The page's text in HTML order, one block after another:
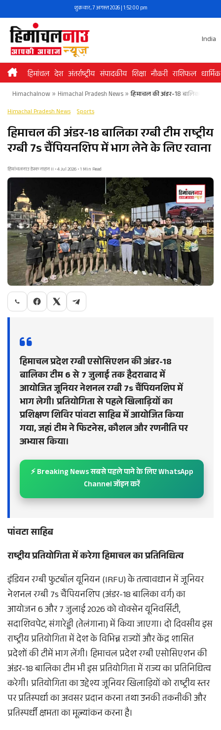
to
content
शुक्रवार, 7 अगस्त 2026 | 1:52:00 pm
India
हिमांचल देश अंतर्राष्ट्रीय संपादकीय शिक्षा नौकरी राशिफल धार्मिक
Himachalnow» Himachal Pradesh News» हिमाचल की अंडर-18 बालिका रग्बी
Himachal Pradesh News Sports
हिमाचल की अंडर-18 बालिका रग्बी टीम राष्ट्रीय
रग्बी 7s चैंपियनशिप में भाग लेने के लिए रवाना
हिमांचलनाउ डेस्क नाहन II • 4 Jul 2026 • 1 Min Read
हिमाचल प्रदेश रग्बी एसोसिएशन की अंडर-18
बालिका टीम 6 से 7 जुलाई तक हैदराबाद में
आयोजित जूनियर नेशनल रग्बी 7s चैंपियनशिप में
भाग लेगी। प्रतियोगिता से पहले खिलाड़ियों का
प्रशिक्षण शिविर पांवटा साहिब में आयोजित किया
गया, जहां टीम ने फिटनेस, कौशल और रणनीति पर
अभ्यास किया।
⚡ Breaking News सबसे पहले पाने के लिए WhatsApp
Channel जॉइन करें
पांवटा साहिब
राष्ट्रीय प्रतियोगिता में करेगा हिमाचल का प्रतिनिधित्व
इंडियन रग्बी फुटबॉल यूनियन (IRFU) के तत्वावधान में जूनियर
नेशनल रग्बी 7s चैंपियनशिप (अंडर-18 बालिका वर्ग) का
आयोजन 6 और 7 जुलाई 2026 को वोक्सेन यूनिवर्सिटी,
सदाशिवपेट, संगारेड्डी (तेलंगाना) में किया जाएगा। दो दिवसीय इस
राष्ट्रीय प्रतियोगिता में देश के विभिन्न राज्यों और केंद्र शासित
प्रदेशों की टीमें भाग लेंगी। हिमाचल प्रदेश रग्बी एसोसिएशन की
अंडर-18 बालिका टीम भी इस प्रतियोगिता में राज्य का प्रतिनिधित्व
करेगी। प्रतियोगिता का उद्देश्य जूनियर खिलाड़ियों को राष्ट्रीय स्तर
पर प्रतिस्पर्धा का अवसर प्रदान करना तथा उनकी तकनीकी और
प्रतिस्पर्धी क्षमता का मूल्यांकन करना है।